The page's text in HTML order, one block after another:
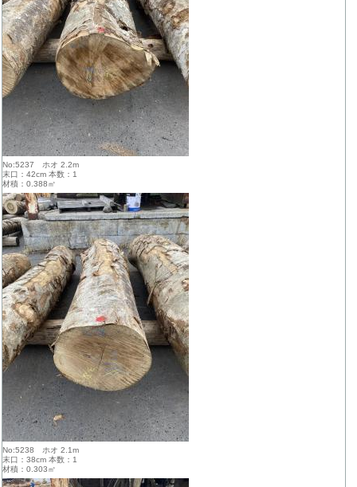
No:5237 ホオ 2.2m
末口：42cm 本数：1
材積：0.388㎥
No:5238 ホオ 2.1m
末口：38cm 本数：1
材積：0.303㎥